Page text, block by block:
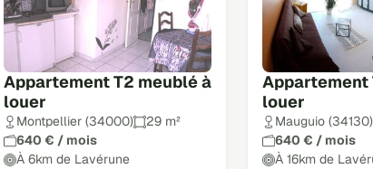
Appartement T2 meublé à
louer
Montpellier (34000)
29 m²
640 € / mois
À 6km de Lavérune
Appartement
louer
Mauguio (34130)
640 € / mois
À 16km de